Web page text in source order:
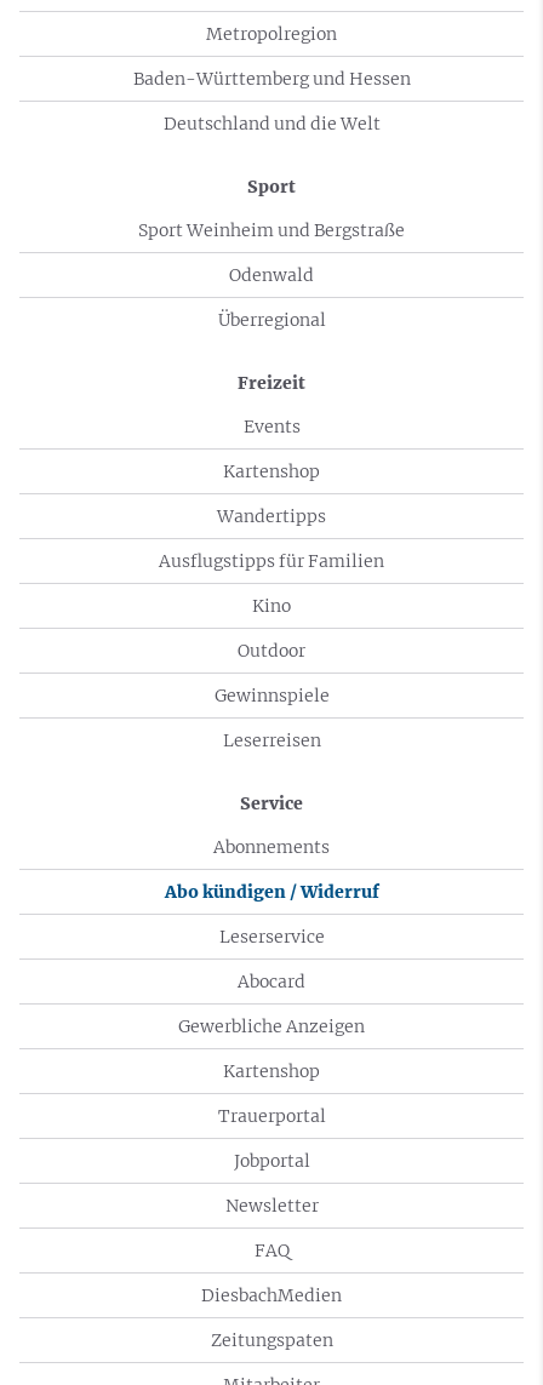
Metropolregion
Baden-Württemberg und Hessen
Deutschland und die Welt
Sport
Sport Weinheim und Bergstraße
Odenwald
Überregional
Freizeit
Events
Kartenshop
Wandertipps
Ausflugstipps für Familien
Kino
Outdoor
Gewinnspiele
Leserreisen
Service
Abonnements
Abo kündigen / Widerruf
Leserservice
Abocard
Gewerbliche Anzeigen
Kartenshop
Trauerportal
Jobportal
Newsletter
FAQ
DiesbachMedien
Zeitungspaten